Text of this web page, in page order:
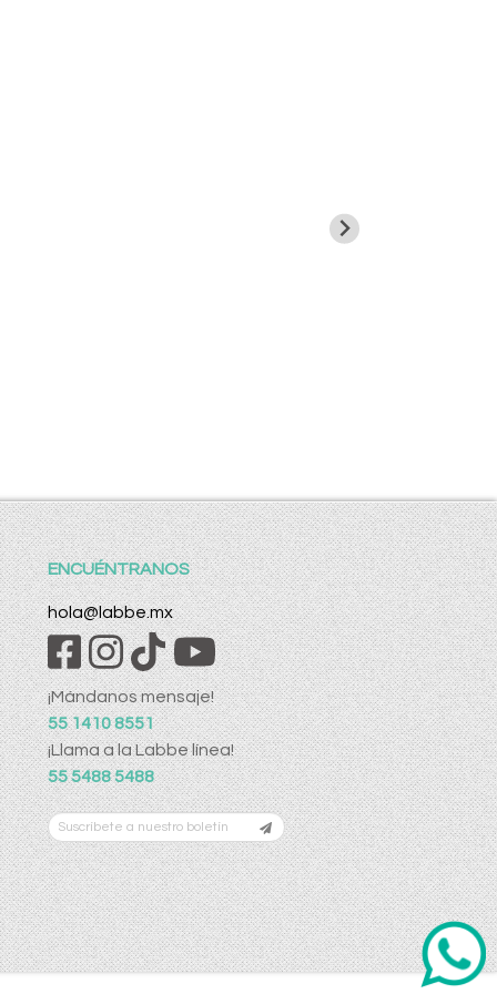
ENCUÉNTRANOS
hola@labbe.mx
¡Mándanos mensaje!
55 1410 8551
¡Llama a la Labbe línea!
55 5488 5488